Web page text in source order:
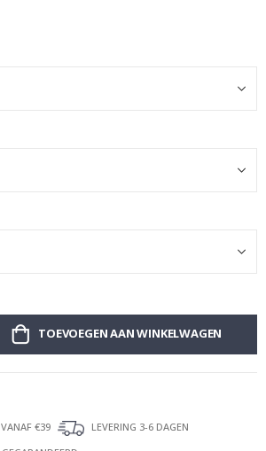
TOEVOEGEN AAN WINKELWAGEN
€39
LEVERING 3-6 DAGEN